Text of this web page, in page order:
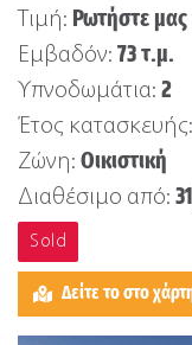
Τιμή: Ρωτήστε μας
Εμβαδόν: 73 τ.μ.
Υπνοδωμάτια: 2
Έτος κατασκευής:
Ζώνη: Οικιστική
Διαθέσιμο από:
Sold
Δείτε το στο